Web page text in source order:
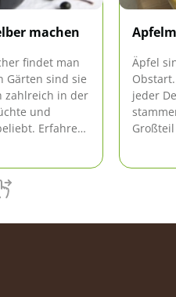
machen
findet man
Gärten sind sie
zahlreich in der
und
Erfahren
Äpfel
jeder